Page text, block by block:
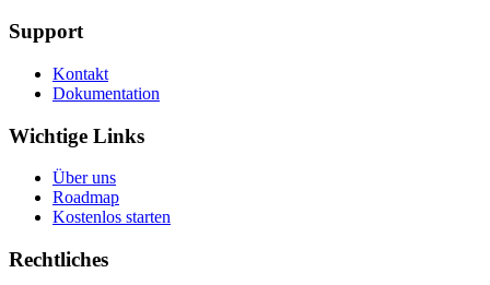
Support
Kontakt
Dokumentation
Wichtige Links
Über uns
Roadmap
Kostenlos starten
Rechtliches